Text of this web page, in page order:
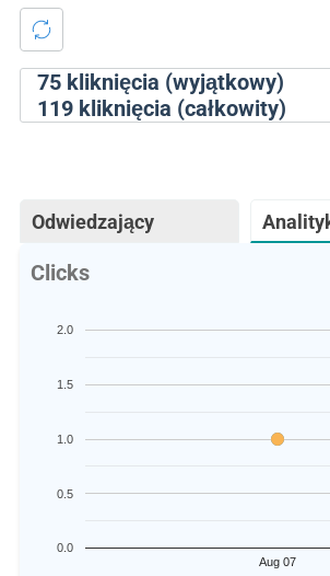
75kliknięcia (wyjątkowy)
119kliknięcia (całkowity)
Odwiedzający
Clicks
Aug 07
0.0
0.5
1.0
1.5
2.0